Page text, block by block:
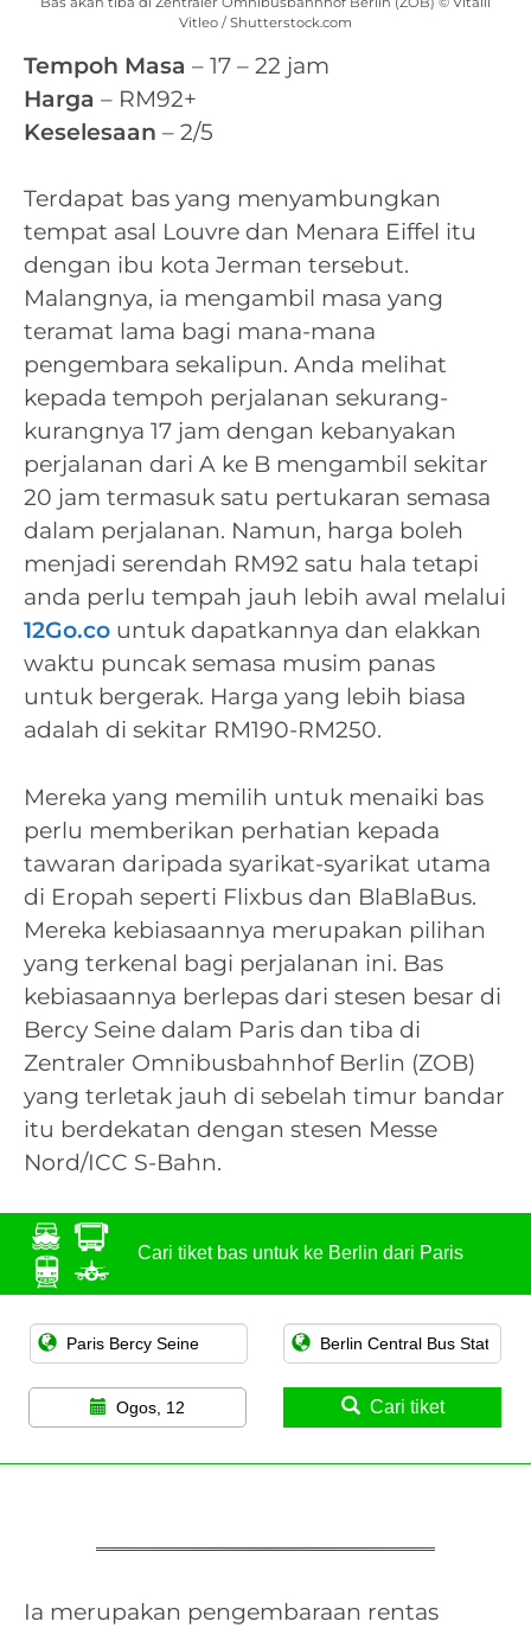
Vitleo / Shutterstock.com
Tempoh Masa – 17 – 22 jam
Harga – RM92+
Keselesaan – 2/5
Terdapat bas yang menyambungkan
tempat asal Louvre dan Menara Eiffel itu
dengan ibu kota Jerman tersebut.
Malangnya, ia mengambil masa yang
teramat lama bagi mana-mana
pengembara sekalipun. Anda melihat
kepada tempoh perjalanan sekurang-
kurangnya 17 jam dengan kebanyakan
perjalanan dari A ke B mengambil sekitar
20 jam termasuk satu pertukaran semasa
dalam perjalanan. Namun, harga boleh
menjadi serendah RM92 satu hala tetapi
anda perlu tempah jauh lebih awal melalui
12Go.co untuk dapatkannya dan elakkan
waktu puncak semasa musim panas
untuk bergerak. Harga yang lebih biasa
adalah di sekitar RM190-RM250.
Mereka yang memilih untuk menaiki bas
perlu memberikan perhatian kepada
tawaran daripada syarikat-syarikat utama
di Eropah seperti Flixbus dan BlaBlaBus.
Mereka kebiasaannya merupakan pilihan
yang terkenal bagi perjalanan ini. Bas
kebiasaannya berlepas dari stesen besar di
Bercy Seine dalam Paris dan tiba di
Zentraler Omnibusbahnhof Berlin (ZOB)
yang terletak jauh di sebelah timur bandar
itu berdekatan dengan stesen Messe
Nord/ICC S-Bahn.
Cari tiket bas untuk ke Berlin dari Paris
Ogos, 12 Cari tiket
Ia merupakan pengembaraan rentas